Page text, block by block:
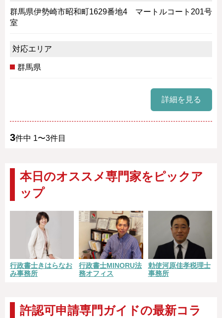
群馬県伊勢崎市昭和町1629番地4 マートルコート201号
室
対応エリア
群馬県
詳細を見る
3件中 1〜3件目
本日のオススメ専門家をピックア
ップ
行政書士きはらなお
み事務所
行政書士MINORU法
務オフィス
勅使河原佳孝税理士
事務所
許認可申請専門ガイドの最新コラ